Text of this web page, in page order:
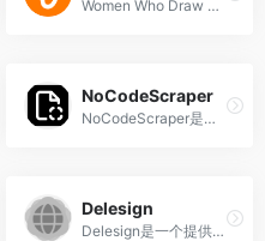
Women Who Draw 是一个公开的女性插画家目录，专注于发掘和展示全球女性插画师的杰出作品。由 Julia Rothman 和 Wendy MacNaughton 两位艺术家创立。
‌NoCodeScraper‌
‌NoCodeScraper‌是一款无需编写代码即可进行数据抓取的AI工具，由Creative.ai开发。这款工具的目标用户是那些需要从网站上提取数据进行分析、报告或其他用途，但又缺乏编程技能的个人和组织。
Delesign
‌Delesign是一个提供高质量插画素材的网站，特别适合设计师和插画师使用。‌